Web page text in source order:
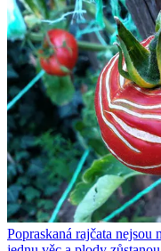
Popraskaná rajčata nejsou